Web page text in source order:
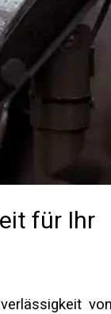
für Ihr
von